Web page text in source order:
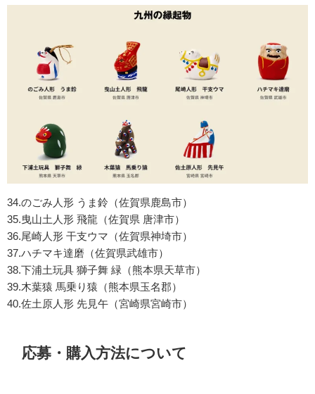
34.のごみ人形 うま鈴（佐賀県鹿島市）
35.曳山土人形 飛龍（佐賀県 唐津市）
36.尾崎人形 干支ウマ（佐賀県神埼市）
37.ハチマキ達磨（佐賀県武雄市）
38.下浦土玩具 獅子舞 緑（熊本県天草市）
39.木葉猿 馬乗り猿（熊本県玉名郡）
40.佐土原人形 先見午（宮崎県宮崎市）
応募・購入方法について